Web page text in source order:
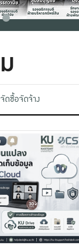
จัดซื้อจัดจ้าง